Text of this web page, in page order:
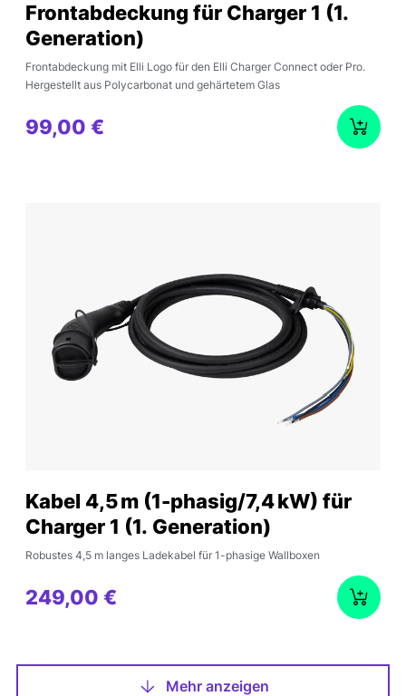
Frontabdeckung für Charger 1 (1.
Generation)
Frontabdeckung mit Elli Logo für den Elli Charger Connect oder Pro.
Hergestellt aus Polycarbonat und gehärtetem Glas
99,00 €
Kabel 4,5 m (1-phasig/7,4 kW) für
Charger 1 (1. Generation)
Robustes 4,5 m langes Ladekabel für 1-phasige Wallboxen
249,00 €
Mehr anzeigen